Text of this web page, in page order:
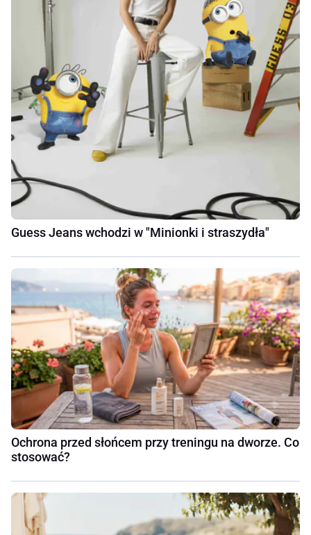
Guess Jeans wchodzi w "Minionki i straszydła"
Ochrona przed słońcem przy treningu na dworze. Co
stosować?